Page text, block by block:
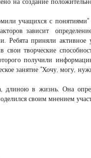
учащихся с
зависит
Ребята приняли
свои творческие
получили
занятие "Хочу, могу,
длиною в жизнь. Она
своим мнением